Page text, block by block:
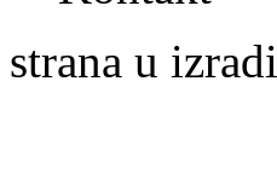
strana u izradi